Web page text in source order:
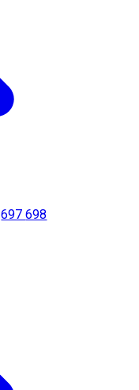
697698